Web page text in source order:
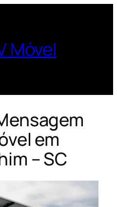
Móvel
em
– SC